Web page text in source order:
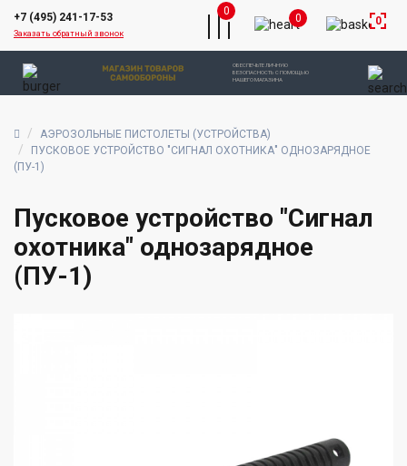
+7 (495) 241-17-53
Заказать обратный звонок
ОБЕСПЕЧЬТЕ ЛИЧНУЮ
БЕЗОПАСНОСТЬ С ПОМОЩЬЮ
НАШЕГО МАГАЗИНА
0
0 0
АЭРОЗОЛЬНЫЕ ПИСТОЛЕТЫ (УСТРОЙСТВА)
ПУСКОВОЕ УСТРОЙСТВО "СИГНАЛ ОХОТНИКА" ОДНОЗАРЯДНОЕ
(ПУ-1)
Пусковое устройство "Сигнал
охотника" однозарядное
(ПУ-1)